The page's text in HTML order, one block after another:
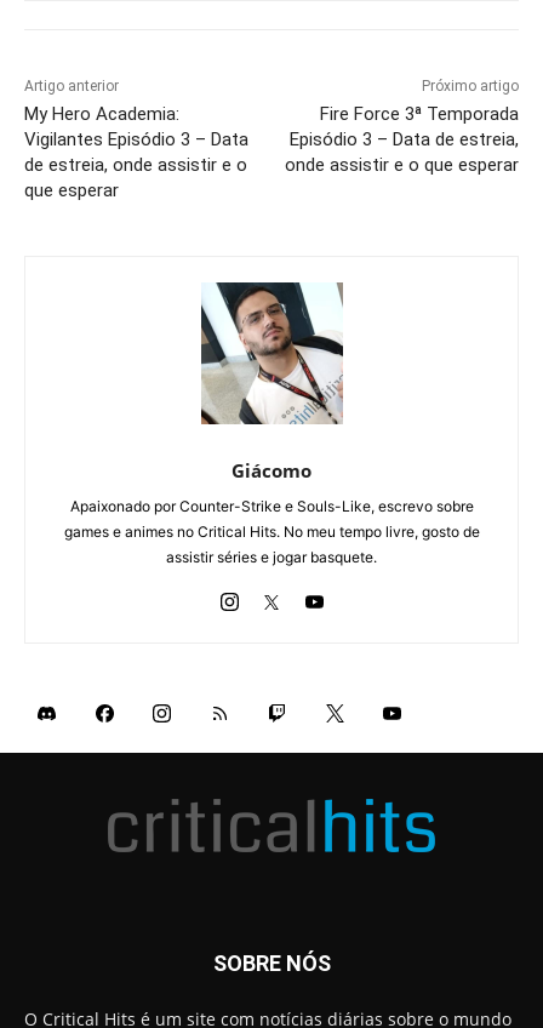
Artigo anterior
My Hero Academia:
Vigilantes Episódio 3 – Data
de estreia, onde assistir e o
que esperar
Próximo artigo
Fire Force 3ª Temporada
Episódio 3 – Data de estreia,
onde assistir e o que esperar
Giácomo
Apaixonado por Counter-Strike e Souls-Like, escrevo sobre
games e animes no Critical Hits. No meu tempo livre, gosto de
assistir séries e jogar basquete.
SOBRE NÓS
O Critical Hits é um site com notícias diárias sobre o mundo